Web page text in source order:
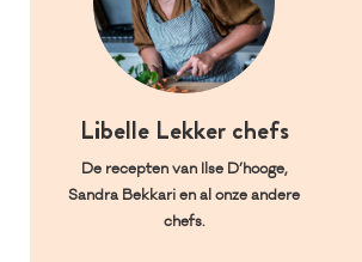
Libelle Lekker chefs
De recepten van Ilse D’hooge,
Sandra Bekkari en al onze andere
chefs.